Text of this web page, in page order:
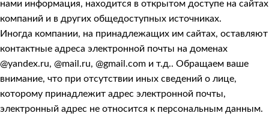
нами информация, находится в открытом доступе на сайтах
компаний и в других общедоступных источниках.
Иногда компании, на принадлежащих им сайтах, оставляют
контактные адреса электронной почты на доменах
@yandex.ru, @mail.ru, @gmail.com и т.д.. Обращаем ваше
внимание, что при отсутствии иных сведений о лице,
которому принадлежит адрес электронной почты,
электронный адрес не относится к персональным данным.